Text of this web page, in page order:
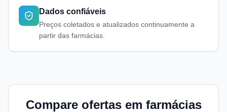
Dados confiáveis
Preços coletados e atualizados continuamente a
partir das farmácias.
Compare ofertas em farmácias